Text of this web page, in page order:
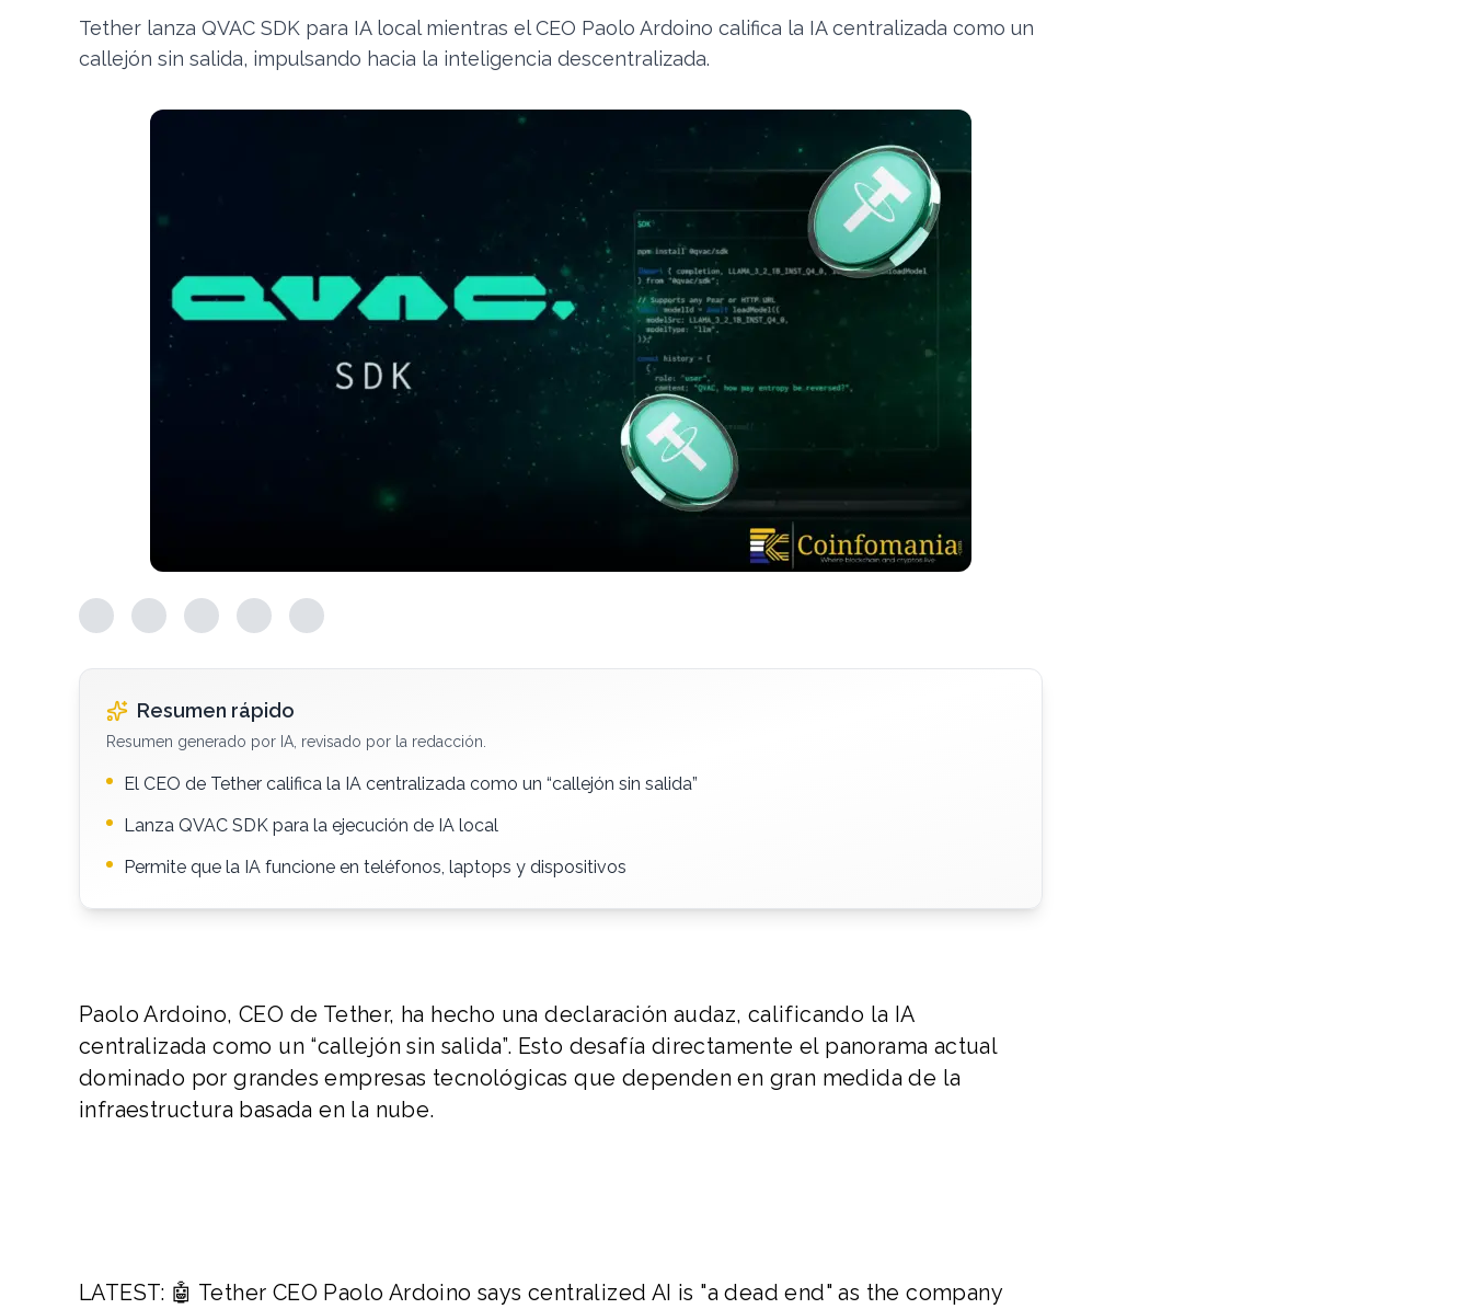
Tether lanza QVAC SDK para IA local mientras el CEO Paolo Ardoino califica la IA centralizada como un
callejón sin salida, impulsando hacia la inteligencia descentralizada.
Resumen rápido
Resumen generado por IA, revisado por la redacción.
El CEO de Tether califica la IA centralizada como un “callejón sin salida”
Lanza QVAC SDK para la ejecución de IA local
Permite que la IA funcione en teléfonos, laptops y dispositivos
Paolo Ardoino, CEO de Tether, ha hecho una declaración audaz, calificando la IA
centralizada como un “callejón sin salida”. Esto desafía directamente el panorama actual
dominado por grandes empresas tecnológicas que dependen en gran medida de la
infraestructura basada en la nube.
LATEST: 🤖 Tether CEO Paolo Ardoino says centralized AI is "a dead end" as the company